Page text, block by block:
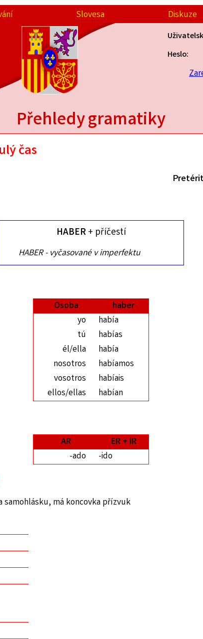
Slovesa Diskuze
Heslo:
Přehledy gramatiky
čas
HABER+ příčestí
HABER - vyčasované v imperfektu
Osoba
haber
yo
había
tú
habías
él/ella
había
nosotros
habíamos
vosotros
habíais
ellos/ellas
habían
AR
ER + IR
-ado
-ido
samohlásku, má koncovka přízvuk